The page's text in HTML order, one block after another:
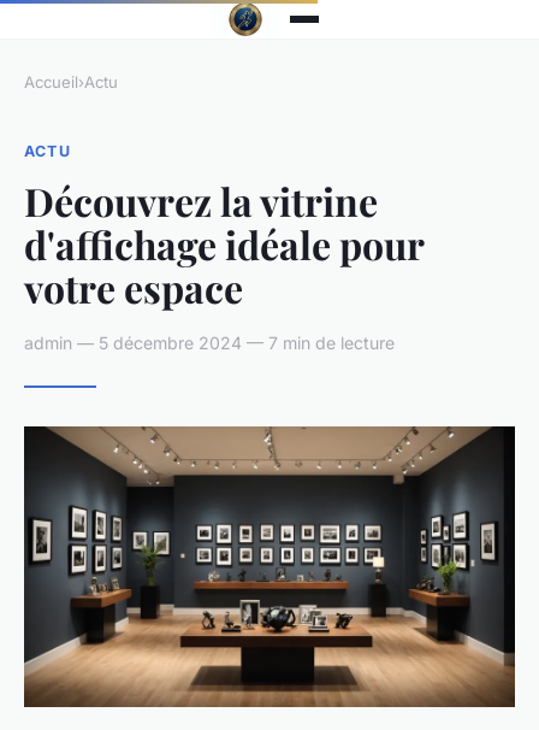
Accueil›Actu
ACTU
Découvrez la vitrine
d'affichage idéale pour
votre espace
admin — 5 décembre 2024 — 7 min de lecture